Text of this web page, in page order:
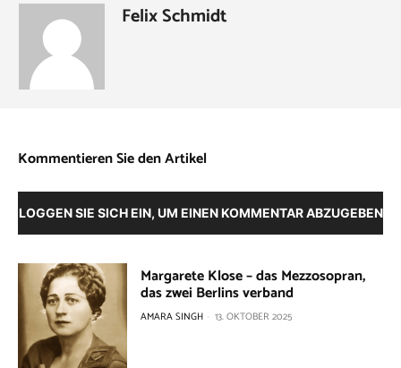
Felix Schmidt
Kommentieren Sie den Artikel
LOGGEN SIE SICH EIN, UM EINEN KOMMENTAR ABZUGEBEN
Margarete Klose – das Mezzosopran,
das zwei Berlins verband
AMARA SINGH 13. OKTOBER 2025